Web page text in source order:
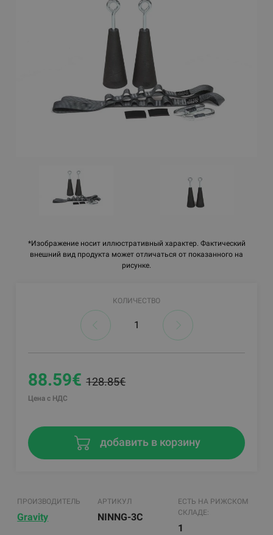
*Изображение носит иллюстративный характер. Фактический
внешний вид продукта может отличаться от показанного на
рисунке.
КОЛИЧЕСТВО
88.59€128.85€
Цена с НДС
добавить в корзину
ПРОИЗВОДИТЕЛЬ
Gravity
АРТИКУЛ
NINNG-3C
ЕСТЬ НА РИЖСКОМ
СКЛАДЕ:
1